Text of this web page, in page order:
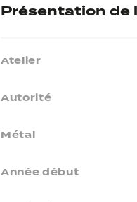
Présentation
Atelier
Autorité
Métal
Année début